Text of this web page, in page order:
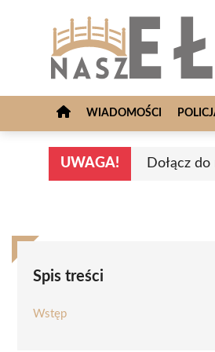
WIADOMOŚCI
UWAGA! Dołącz
Spis treści
Wstęp